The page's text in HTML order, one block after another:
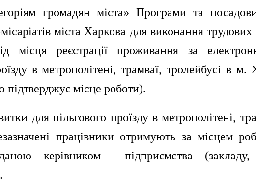
громадян міста» Програми та
міста Харкова для виконання
місця реєстрації проживання за
в метрополітені, трамваї, тролейбусі в м.
підтверджує місце роботи).
для пільгового проїзду в метрополітені,
працівники отримують за місцем
керівником підприємства